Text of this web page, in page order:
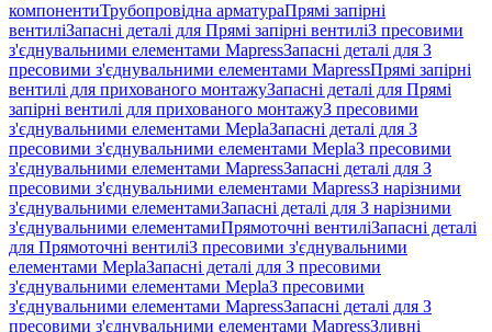
компонентиТрубопровідна арматураПрямі запірні
вентиліЗапасні деталі для Прямі запірні вентиліЗ пресовими
з'єднувальними елементами MapressЗапасні деталі для З
пресовими з'єднувальними елементами MapressПрямі запірні
вентилі для прихованого монтажуЗапасні деталі для Прямі
запірні вентилі для прихованого монтажуЗ пресовими
з'єднувальними елементами MeplaЗапасні деталі для З
пресовими з'єднувальними елементами MeplaЗ пресовими
з'єднувальними елементами MapressЗапасні деталі для З
пресовими з'єднувальними елементами MapressЗ нарізними
з'єднувальними елементамиЗапасні деталі для З нарізними
з'єднувальними елементамиПрямоточні вентиліЗапасні деталі
для Прямоточні вентиліЗ пресовими з'єднувальними
елементами MeplaЗапасні деталі для З пресовими
з'єднувальними елементами MeplaЗ пресовими
з'єднувальними елементами MapressЗапасні деталі для З
пресовими з'єднувальними елементами MapressЗливні